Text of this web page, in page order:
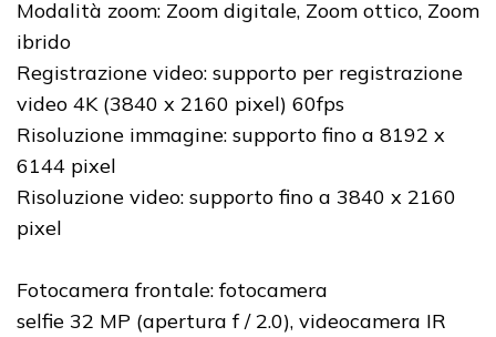
Modalità zoom: Zoom digitale, Zoom ottico, Zoom
ibrido
Registrazione video: supporto per registrazione
video 4K (3840 x 2160 pixel) 60fps
Risoluzione immagine: supporto fino a 8192 x
6144 pixel
Risoluzione video: supporto fino a 3840 x 2160
pixel
Fotocamera frontale: fotocamera
selfie 32 MP (apertura f / 2.0), videocamera IR